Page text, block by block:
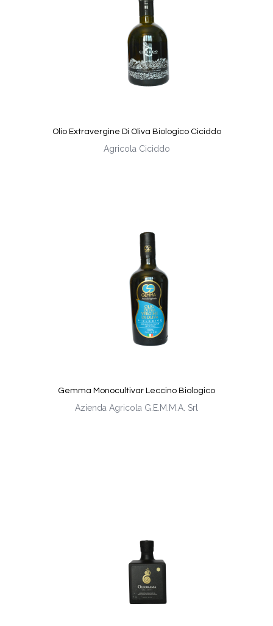
Olio Extravergine Di Oliva Biologico Ciciddo
Agricola Ciciddo
Gemma Monocultivar Leccino Biologico
Azienda Agricola G.E.M.M.A. Srl